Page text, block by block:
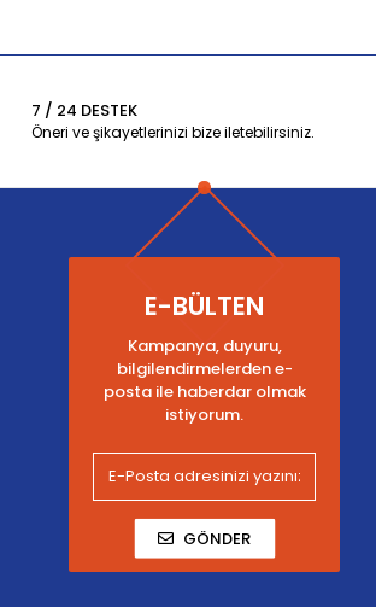
7 / 24 DESTEK
Öneri ve şikayetlerinizi bize iletebilirsiniz.
E-BÜLTEN
Kampanya, duyuru,
bilgilendirmelerden e-
posta ile haberdar olmak
istiyorum.
GÖNDER